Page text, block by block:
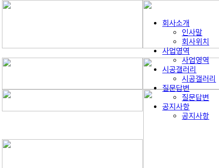
회사소개
인사말
회사위치
사업영역
사업영역
시공갤러리
시공갤러리
질문답변
질문답변
공지사항
공지사항